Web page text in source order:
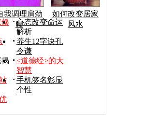
我调理肩劲
腰
如何改变居家
风水
心态改变命运
解析
养生12字诀孔
令谦
<道德经>的大
智慧
手机签名彰显
个性